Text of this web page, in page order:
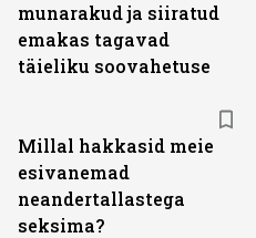
munarakud ja siiratud
emakas tagavad
täieliku soovahetuse
Millal hakkasid meie
esivanemad
neandertallastega
seksima?